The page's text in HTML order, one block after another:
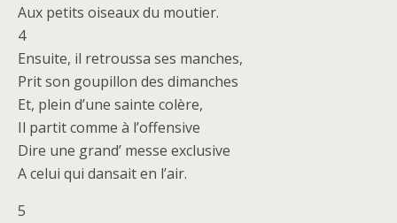
Aux petits oiseaux du moutier.
4
Ensuite, il retroussa ses manches,
Prit son goupillon des dimanches
Et, plein d’une sainte colère,
Il partit comme à l’offensive
Dire une grand’ messe exclusive
A celui qui dansait en l’air.
5